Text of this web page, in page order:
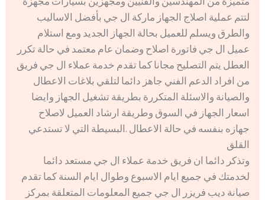
لتتم عملية اصلاج الجهاز ماركة ال جي بأفضل الاساليب
والطرق ويسلم للعميل بحالة الجهاز الجديد ومع استلام
عميل ال جي فاتورة اصلاح وضمان عام معتمد في حالة تكرر
العطل يتم التصليح مجانا كما تقدم خدمة عملاء ال جي فريق
من افراد الدعم الفني جاهز دائما لتلقي بلاغات الاعطال
والصيانة والاسئلة المتكررة بطريقة تشغيل الجهاز وايضا
اسعار الجهاز في السوق وطريقة ارشاد العميل لاصلاح
جهازه بنفسه في حالة الاعطال .البسيطة التي لا تستدعي
القلق
وتذكر دائما ان فريق خدمة عملاء ال جي مستعد دائما
لخدمتك في جميع ايام الاسبوع وطوال ايام السنة كما تقدم
صيانة ديب فريزر ال جي جميع المعلومات المتعلقة بمركز